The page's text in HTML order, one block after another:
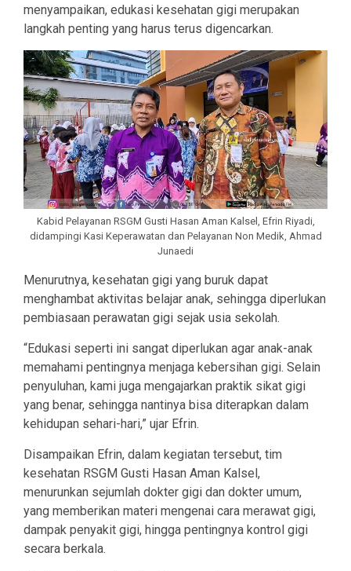
menyampaikan, edukasi kesehatan gigi merupakan
langkah penting yang harus terus digencarkan.
Kabid Pelayanan RSGM Gusti Hasan Aman Kalsel, Efrin Riyadi,
didampingi Kasi Keperawatan dan Pelayanan Non Medik, Ahmad
Junaedi
Menurutnya, kesehatan gigi yang buruk dapat
menghambat aktivitas belajar anak, sehingga diperlukan
pembiasaan perawatan gigi sejak usia sekolah.
“Edukasi seperti ini sangat diperlukan agar anak-anak
memahami pentingnya menjaga kebersihan gigi. Selain
penyuluhan, kami juga mengajarkan praktik sikat gigi
yang benar, sehingga nantinya bisa diterapkan dalam
kehidupan sehari-hari,” ujar Efrin.
Disampaikan Efrin, dalam kegiatan tersebut, tim
kesehatan RSGM Gusti Hasan Aman Kalsel,
menurunkan sejumlah dokter gigi dan dokter umum,
yang memberikan materi mengenai cara merawat gigi,
dampak penyakit gigi, hingga pentingnya kontrol gigi
secara berkala.